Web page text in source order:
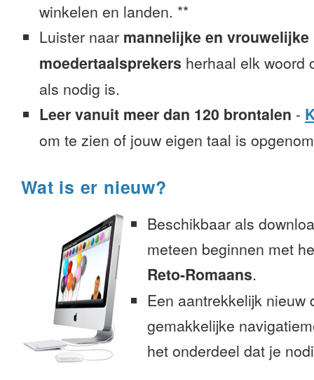
winkelen en landen. **
Luister naar mannelijke en vrouwelijke
moedertaalsprekers herhaal elk woord
als nodig is.
Leer vanuit meer dan 120 brontalen -
om te zien of jouw eigen taal is
Wat is er nieuw?
Beschikbaar als
meteen beginnen met
Reto-Romaans.
Een aantrekkelijk nieuw
gemakkelijke
het onderdeel dat je